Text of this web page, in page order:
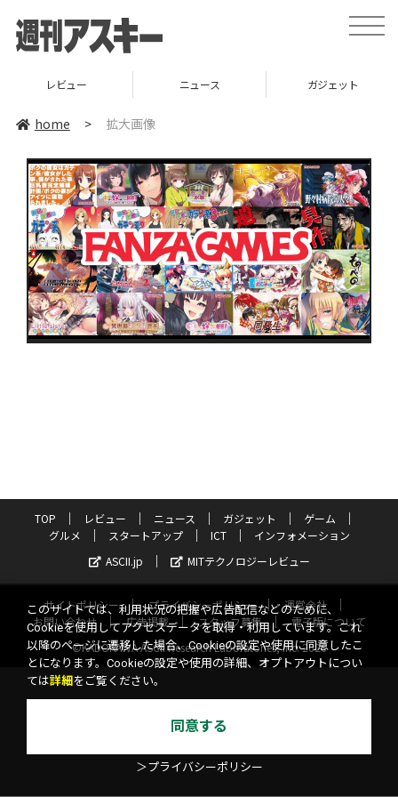
toggle
レビュー ニュース ガジェット
home > 拡大画像
TOP レビュー ニュース ガジェット
ゲーム
グルメ
スタートアップ ICT
インフォメーション
ASCII.jp
MITテクノロジーレビュー
サイトポリシー プライバシーポリシー
運営会社
お問い合わせ
広告掲載 スタッフ募集
電子版について
©KADOKAWA ASCII Research Laboratories, Inc. 2026
このサイトでは、利用状況の把握や広告配信などのために、
Cookieを使用してアクセスデータを取得・利用しています。これ
以降のページに遷移した場合、Cookieの設定や使用に同意したこ
とになります。Cookieの設定や使用の詳細、オプトアウトについ
ては詳細 をご覧ください。
同意する
＞プライバシーポリシー